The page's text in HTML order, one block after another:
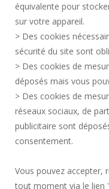
CONTACTOS
DATOS PERSONALES
SERVICIOS PÚBLICOS +
CRÉDITOS
DOY MI OPINIÓN
ACCESIBILIDAD: NO
GESTIÓN DE COOKIES
équivalente pour
sur votre appareil.
> Des cookies
sécurité du site sont
> Des cookies de
déposés mais vous
> Des cookies de
réseaux sociaux, de
publicitaire sont
consentement.
Vous pouvez accepter,
tout moment via le lien